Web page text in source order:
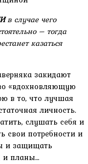
в случае чего
– тогда
казаться
закидают
«вдохновляющую
в то, что лучшая
личность.
слушать себя и
свои потребности и
и защищать
и планы…